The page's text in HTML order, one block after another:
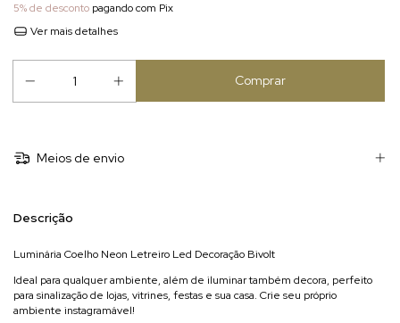
5% de desconto pagando com Pix
Ver mais detalhes
Meios de envio
Descrição
Luminária Coelho Neon Letreiro Led Decoração Bivolt
Ideal para qualquer ambiente, além de iluminar também decora, perfeito
para sinalização de lojas, vitrines, festas e sua casa. Crie seu próprio
ambiente instagramável!